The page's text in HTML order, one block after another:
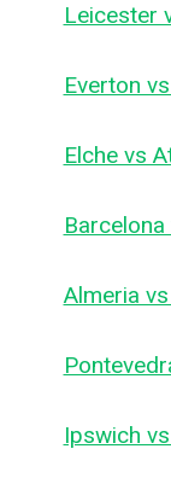
Leicester
Everton
Elche vs
Almeria
Ipswich